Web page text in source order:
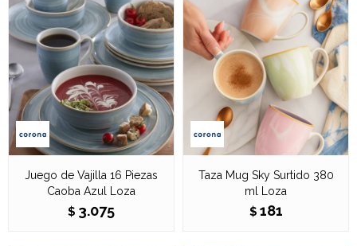
Juego de Vajilla 16 Piezas
Caoba Azul Loza
$ 3.075
Taza Mug Sky Surtido 380
ml Loza
$ 181